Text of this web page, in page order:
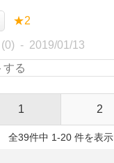
★2
2019/01/13
1 2
全39件中 1-20 件を表示